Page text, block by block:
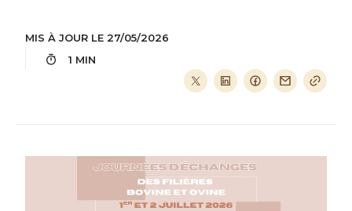
MIS À JOUR LE 27/05/2026
1 MIN